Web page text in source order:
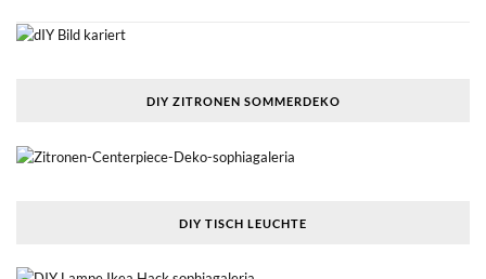
DIY ZITRONEN SOMMERDEKO
DIY TISCH LEUCHTE